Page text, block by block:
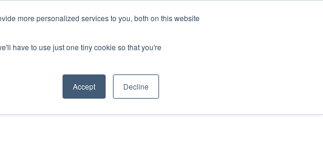
more personalized services to you, both on this website
have to use just one tiny cookie so that you're
Accept Decline
/EN